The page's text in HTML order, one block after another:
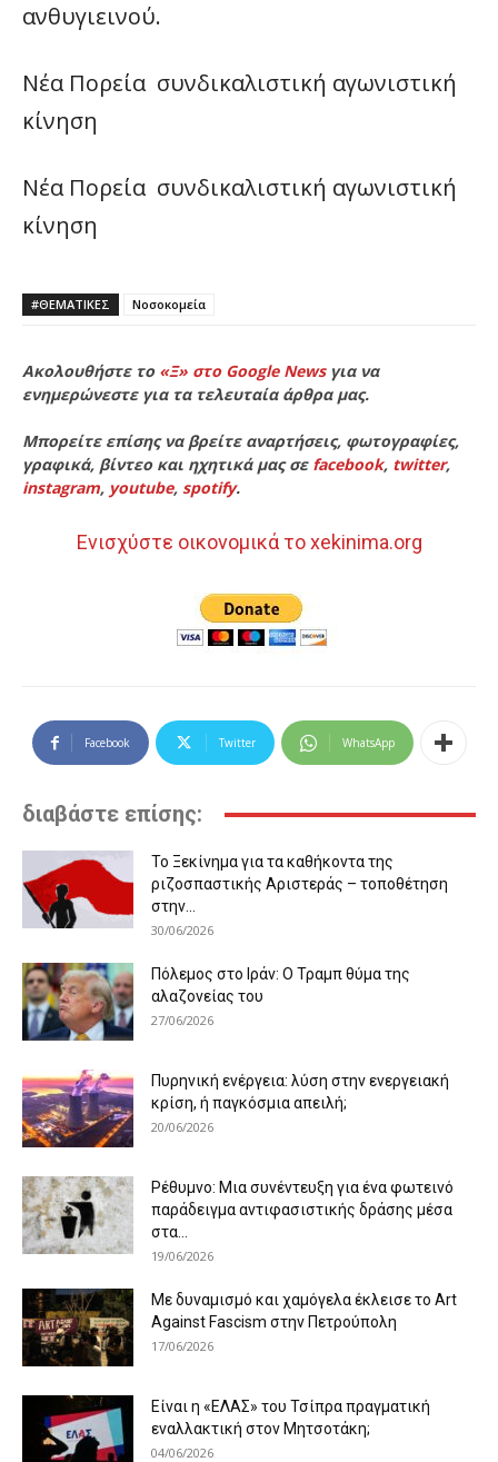
ανθυγιεινού.
Νέα Πορεία  συνδικαλιστική αγωνιστική
κίνηση
Νέα Πορεία  συνδικαλιστική αγωνιστική
κίνηση
#ΘΕΜΑΤΙΚΈΣ Νοσοκομεία
Ακολουθήστε το «Ξ» στο Google Newsγια να
ενημερώνεστε για τα τελευταία άρθρα μας.
Μπορείτε επίσης να βρείτε αναρτήσεις, φωτογραφίες,
γραφικά, βίντεο και ηχητικά μας σε facebook, twitter,
instagram, youtube, spotify.
Ενισχύστε οικονομικά το xekinima.org
Facebook Twitter WhatsApp
διαβάστε επίσης:
Το Ξεκίνημα για τα καθήκοντα της
ριζοσπαστικής Αριστεράς – τοποθέτηση
στην...
30/06/2026
Πόλεμος στο Ιράν: Ο Τραμπ θύμα της
αλαζονείας του
27/06/2026
Πυρηνική ενέργεια: λύση στην ενεργειακή
κρίση, ή παγκόσμια απειλή;
20/06/2026
Ρέθυμνο: Μια συνέντευξη για ένα φωτεινό
παράδειγμα αντιφασιστικής δράσης μέσα
στα...
19/06/2026
Με δυναμισμό και χαμόγελα έκλεισε το Art
Against Fascism στην Πετρούπολη
17/06/2026
Είναι η «ΕΛΑΣ» του Τσίπρα πραγματική
εναλλακτική στον Μητσοτάκη;
04/06/2026